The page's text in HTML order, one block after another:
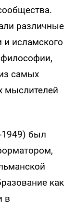
различные
и исламского
самых
мыслителей
1949) был
как
в